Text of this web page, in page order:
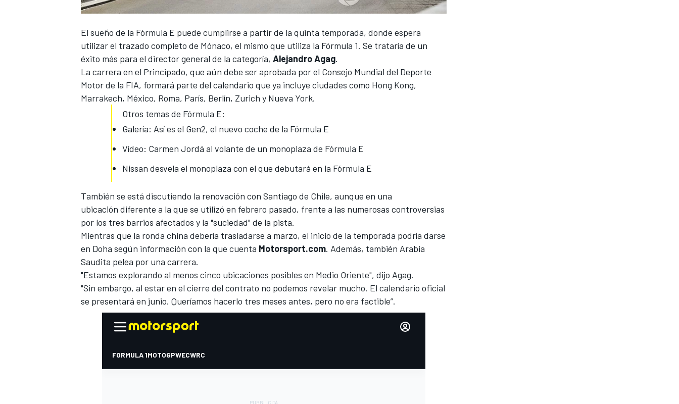
El sueño de la Fórmula E puede cumplirse a partir de la quinta temporada, donde espera
utilizar el trazado completo de Mónaco, el mismo que utiliza la Fórmula 1. Se trataría de un
éxito más para el director general de la categoría, Alejandro Agag.
La carrera en el Principado, que aún debe ser aprobada por el Consejo Mundial del Deporte
Motor de la FIA, formará parte del calendario que ya incluye ciudades como Hong Kong,
Marrakech, México, Roma, París, Berlín, Zurich y Nueva York.
Otros temas de Fórmula E:
Galería: Así es el Gen2, el nuevo coche de la Fórmula E
Vídeo: Carmen Jordá al volante de un monoplaza de Fórmula E
Nissan desvela el monoplaza con el que debutará en la Fórmula E
También se está discutiendo la renovación con Santiago de Chile, aunque en una
ubicación diferente a la que se utilizó en febrero pasado, frente a las numerosas controversias
por los tres barrios afectados y la "suciedad" de la pista.
Mientras que la ronda china debería trasladarse a marzo, el inicio de la temporada podría darse
en Doha según información con la que cuenta Motorsport.com. Además, también Arabia
Saudita pelea por una carrera.
"Estamos explorando al menos cinco ubicaciones posibles en Medio Oriente", dijo Agag.
"Sin embargo, al estar en el cierre del contrato no podemos revelar mucho. El calendario oficial
se presentará en junio. Queríamos hacerlo tres meses antes, pero no era factible”.